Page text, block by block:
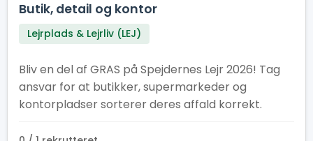
Butik, detail og kontor
Lejrplads & Lejrliv (LEJ)
Bliv en del af GRAS på Spejdernes Lejr 2026! Tag
ansvar for at butikker, supermarkeder og
kontorpladser sorterer deres affald korrekt.